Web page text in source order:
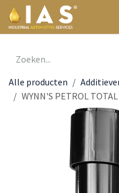
Overslaan naar inhoud
Alle producten
WYNN'S PETROL